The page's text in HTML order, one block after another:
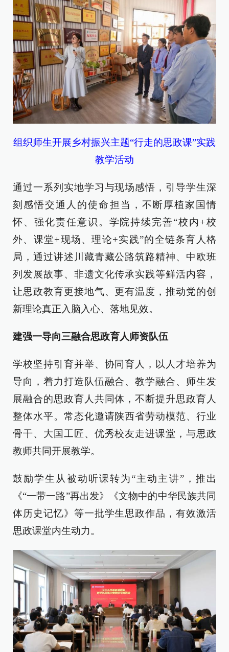
组织师生开展乡村振兴主题“行走的思政课”实践
教学活动
通过一系列实地学习与现场感悟，引导学生深
刻感悟交通人的使命担当，不断厚植家国情
怀、强化责任意识。学院持续完善“校内+校
外、课堂+现场、理论+实践”的全链条育人格
局，通过讲述川藏青藏公路筑路精神、中欧班
列发展故事、非遗文化传承实践等鲜活内容，
让思政教育更接地气、更有温度，推动党的创
新理论真正入脑入心、落地见效。
建强一导向三融合思政育人师资队伍
学校坚持引育并举、协同育人，以人才培养为
导向，着力打造队伍融合、教学融合、师生发
展融合的思政育人共同体，不断提升思政育人
整体水平。常态化邀请陕西省劳动模范、行业
骨干、大国工匠、优秀校友走进课堂，与思政
教师共同开展教学。
鼓励学生从被动听课转为“主动主讲”，推出
《“一带一路”再出发》《文物中的中华民族共同
体历史记忆》等一批学生思政作品，有效激活
思政课堂内生动力。